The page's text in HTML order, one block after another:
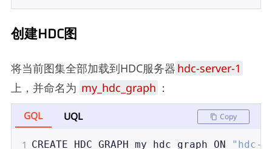
创建HDC图
将当前图集全部加载到HDC服务器 hdc-server-1
上，并命名为 my_hdc_graph ：
GQL UQL Copy
1 CREATE HDC GRAPH my_hdc_graph ON "hdc-